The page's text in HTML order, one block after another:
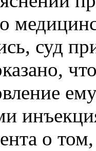
суд
о